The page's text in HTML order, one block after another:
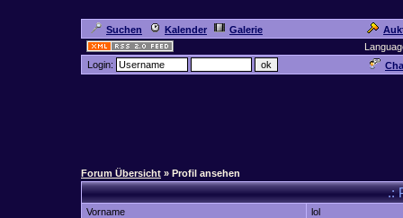
Suchen Kalender Galerie
Login:
Forum Übersicht » Profil ansehen
.:
Vorname
lol